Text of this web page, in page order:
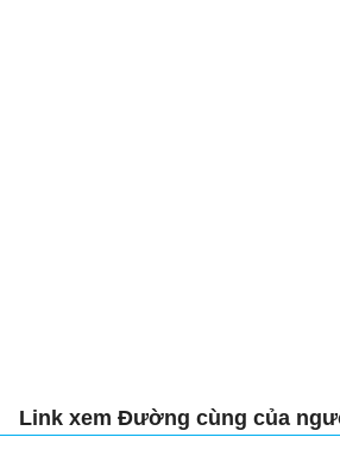
Link xem Đường cùng của